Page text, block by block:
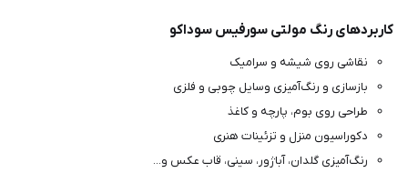
کاربردهای رنگ مولتی سورفیس سوداکو
نقاشی روی شیشه و سرامیک
بازسازی و رنگ‌آمیزی وسایل چوبی و فلزی
طراحی روی بوم، پارچه و کاغذ
دکوراسیون منزل و تزئینات هنری
رنگ‌آمیزی گلدان، آباژور، سینی، قاب عکس و...